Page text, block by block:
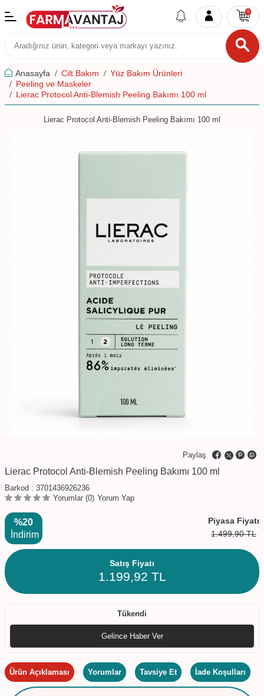
0
Anasayfa Cilt Bakım
Yüz Bakım Ürünleri
Peeling ve Maskeler
Lierac Protocol Anti-Blemish Peeling Bakımı 100 ml
Lierac Protocol Anti-Blemish Peeling Bakımı 100 ml
Paylaş
Lierac Protocol Anti-Blemish Peeling Bakımı 100 ml
Barkod : 3701436926236
Yorumlar (0) Yorum Yap
%20
İndirim
Piyasa Fiyatı
1.499,90TL
Satış Fiyatı
1.199,92 TL
Tükendi
Gelince Haber Ver
Ürün Açıklaması Yorumlar Tavsiye Et İade Koşulları